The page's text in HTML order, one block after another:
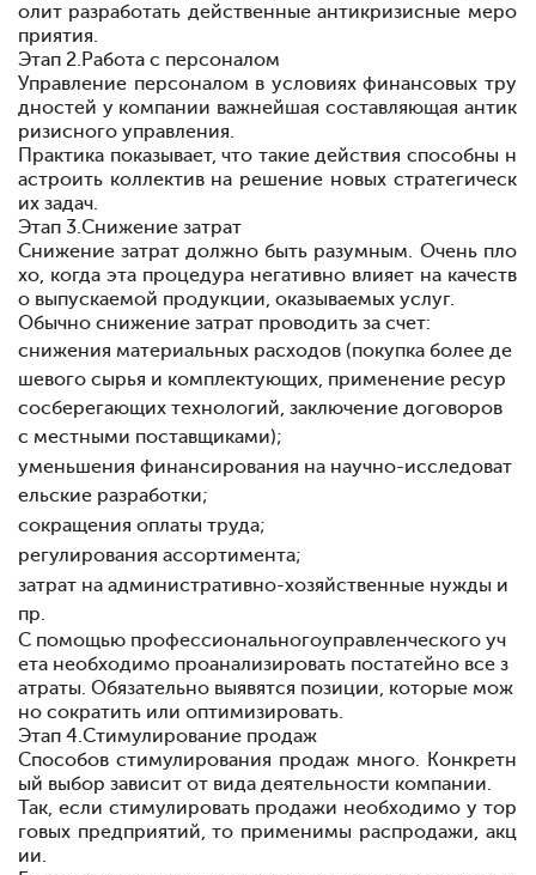
олит разработать действенные антикризисные меро
приятия.
Этап 2. Работа с персоналом
Управление персоналом в условиях финансовых тру
дностей у компании важнейшая составляющая антик
ризисного управления.
Практика показывает, что такие действия способны н
астроить коллектив на решение новых стратегическ
их задач.
Этап 3.Снижение затрат
Снижение затрат должно быть разумным. Очень пло
хо, когда эта процедура негативно влияет на качеств
о выпускаемой продукции, оказываемых услуг.
Обычно снижение затрат проводить за счет:
снижения материальных расходов (покупка более де
шевого сырья и комплектующих, применение ресур
сосберегающих технологий, заключение договоров
с местными поставщиками);
уменьшения финансирования на научно-исследоват
ельские разработки;
сокращения оплаты труда;
регулирования ассортимента;
затрат на административно-хозяйственные нужды и
пр.
С помощью профессиональногоуправленческого уч
ета необходимо проанализировать постатейно все з
атраты. Обязательно выявятся позиции, которые мож
но сократить или оптимизировать.
Этап 4.Стимулирование продаж
Способов стимулирования продаж много. Конкретн
ый выбор зависит от вида деятельности компании.
Так, если стимулировать продажи необходимо у тор
говых предприятий, то применимы распродажи, акц
ии.